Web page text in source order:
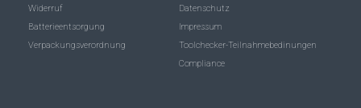
Widerruf
Batterieentsorgung
Verpackungsverordnung
Datenschutz
Impressum
Toolchecker-Teilnahmebedinungen
Compliance